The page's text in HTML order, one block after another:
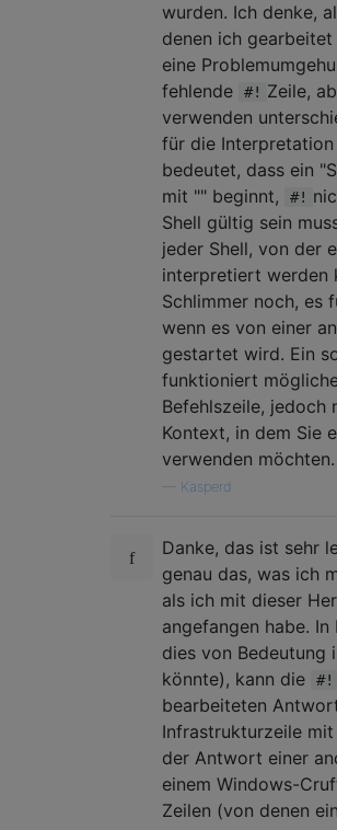
wurden. Ich denke,
denen ich gearbeitet
eine
fehlende
#! Zeile,
verwenden
für die
bedeutet, dass ein
mit "" beginnt,
#!
Shell gültig sein
jeder Shell, von der
interpretiert werden
Schlimmer noch, es
wenn es von einer
gestartet wird. Ein
funktioniert
Befehlszeile, jedoch
Kontext, in dem Sie
verwenden möchten.
Kasperd
Danke, das ist sehr
genau das, was ich
als ich mit dieser
angefangen habe. In
dies von Bedeutung
könnte), kann die
#!
bearbeiteten
Infrastrukturzeile
der Antwort einer
einem Windows-
Zeilen (von denen